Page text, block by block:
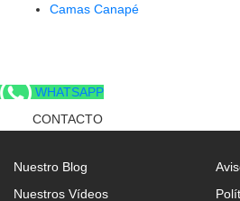
Camas Canapé
WHATSAPP
CONTACTO
Nuestro Blog
Nuestros Vídeos